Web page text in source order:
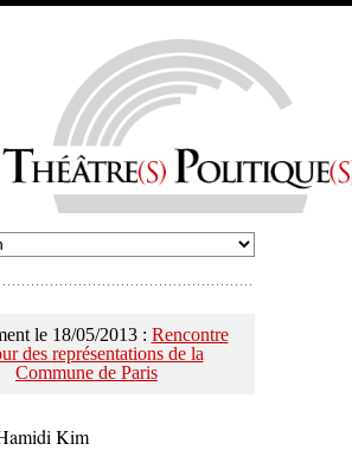
le 18/05/2013 : Rencontre
des représentations de la
Commune de Paris
Kim